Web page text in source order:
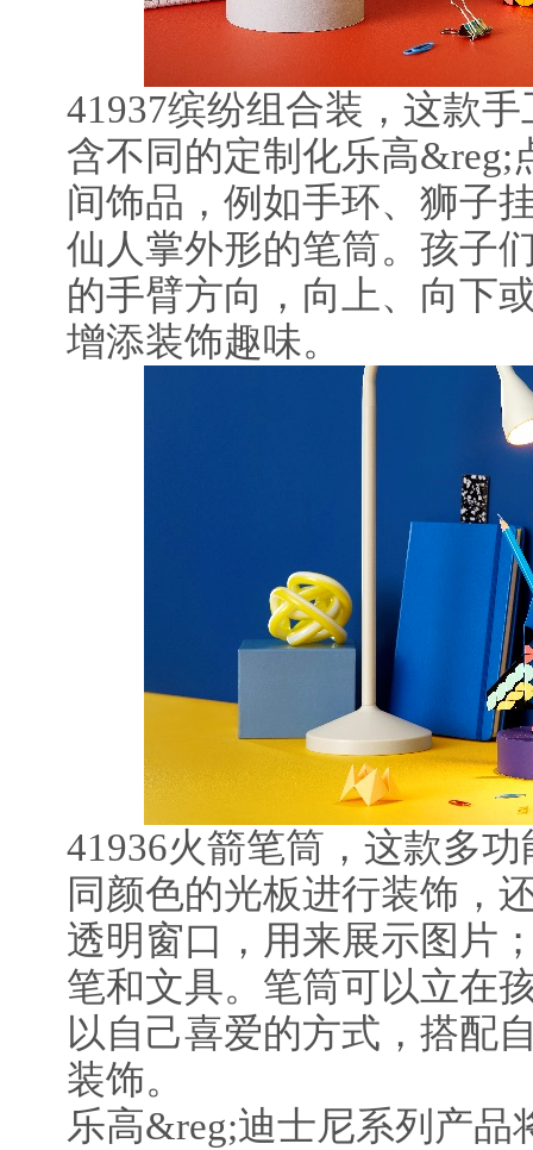
41937缤纷组合装，这款
含不同的定制化乐高&reg;
间饰品，例如手环、狮子
仙人掌外形的笔筒。孩子
的手臂方向，向上、向下
增添装饰趣味。
41936火箭笔筒，这款多
同颜色的光板进行装饰，
透明窗口，用来展示图片
笔和文具。笔筒可以立在
以自己喜爱的方式，搭配
装饰。
乐高&reg;迪士尼系列产品